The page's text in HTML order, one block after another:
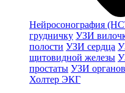
Нейросонография
грудничку УЗИ
полости УЗИ сердца
щитовидной железы
простаты УЗИ органов
Холтер ЭКГ